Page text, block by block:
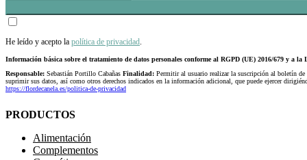
He leído y acepto la política de privacidad
Información básica sobre el tratamiento de datos personales conforme al RGPD (UE) 2016/679 y a la
Responsable: Sebastián Portillo Cabañas Finalidad: Permitir al usuario realizar la suscripción al boletín
suprimir sus datos, así como otros derechos indicados en la información adicional, que puede ejercer
https://flordecanela.es/politica-de-privacidad
PRODUCTOS
Alimentación
Complementos